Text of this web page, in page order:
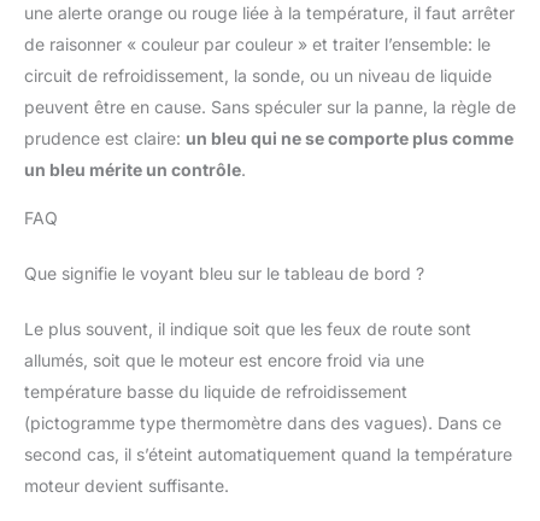
une alerte orange ou rouge liée à la température, il faut arrêter
de raisonner « couleur par couleur » et traiter l’ensemble: le
circuit de refroidissement, la sonde, ou un niveau de liquide
peuvent être en cause. Sans spéculer sur la panne, la règle de
prudence est claire: un bleu qui ne se comporte plus comme
un bleu mérite un contrôle.
FAQ
Que signifie le voyant bleu sur le tableau de bord ?
Le plus souvent, il indique soit que les feux de route sont
allumés, soit que le moteur est encore froid via une
température basse du liquide de refroidissement
(pictogramme type thermomètre dans des vagues). Dans ce
second cas, il s’éteint automatiquement quand la température
moteur devient suffisante.